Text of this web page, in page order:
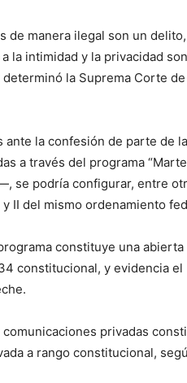
de manera ilegal son un
la intimidad y la privacidad son
la Suprema Corte de
ante la confesión de parte de la
a través del programa
se podría configurar, entre
II del mismo ordenamiento
constituye una abierta
constitucional, y evidencia el
privadas
a rango constitucional,